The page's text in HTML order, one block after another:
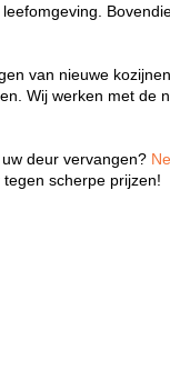
van nieuwe
Wij werken met de
deur vervangen?
scherpe prijzen!